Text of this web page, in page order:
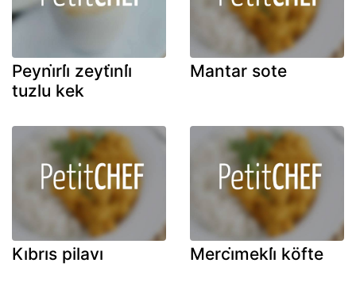
Peyni̇rli̇ zeyti̇nli̇
tuzlu kek
Mantar sote
Kıbrıs pilavı Merci̇mekli̇ köfte